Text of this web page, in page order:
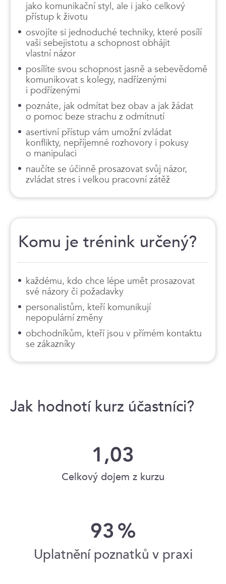
jako komunikační styl, ale i jako celkový
přístup k životu
osvojíte si jednoduché techniky, které posílí
vaši sebejistotu a schopnost obhájit
vlastní názor
posílíte svou schopnost jasně a sebevědomě
komunikovat s kolegy, nadřízenými
i podřízenými
poznáte, jak odmítat bez obav a jak žádat
o pomoc beze strachu z odmítnutí
asertivní přístup vám umožní zvládat
konflikty, nepříjemné rozhovory i pokusy
o manipulaci
naučíte se účinně prosazovat svůj názor,
zvládat stres i velkou pracovní zátěž
Komu je trénink určený?
každému, kdo chce lépe umět prosazovat
své názory či požadavky
personalistům, kteří komunikují
nepopulární změny
obchodníkům, kteří jsou v přímém kontaktu
se zákazníky
Jak hodnotí kurz účastníci?
1,03
Celkový dojem z kurzu
93 %
Uplatnění poznatků v praxi